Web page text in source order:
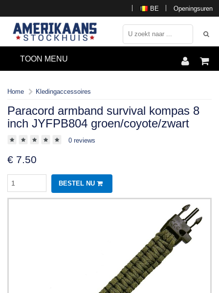
Openingsuren
BE
TOON MENU
Home Kledingaccessoires
Paracord armband survival kompas 8
inch JYFPB804 groen/coyote/zwart
0 reviews
€ 7.50
BESTEL NU